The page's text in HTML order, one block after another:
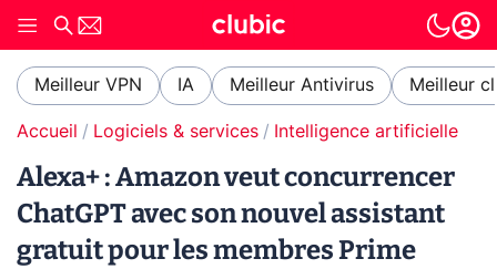
Meilleur VPN IA Meilleur Antivirus Meilleur
Accueil Logiciels & services Intelligence artificielle
Alexa+ : Amazon veut concurrencer
ChatGPT avec son nouvel assistant
gratuit pour les membres Prime